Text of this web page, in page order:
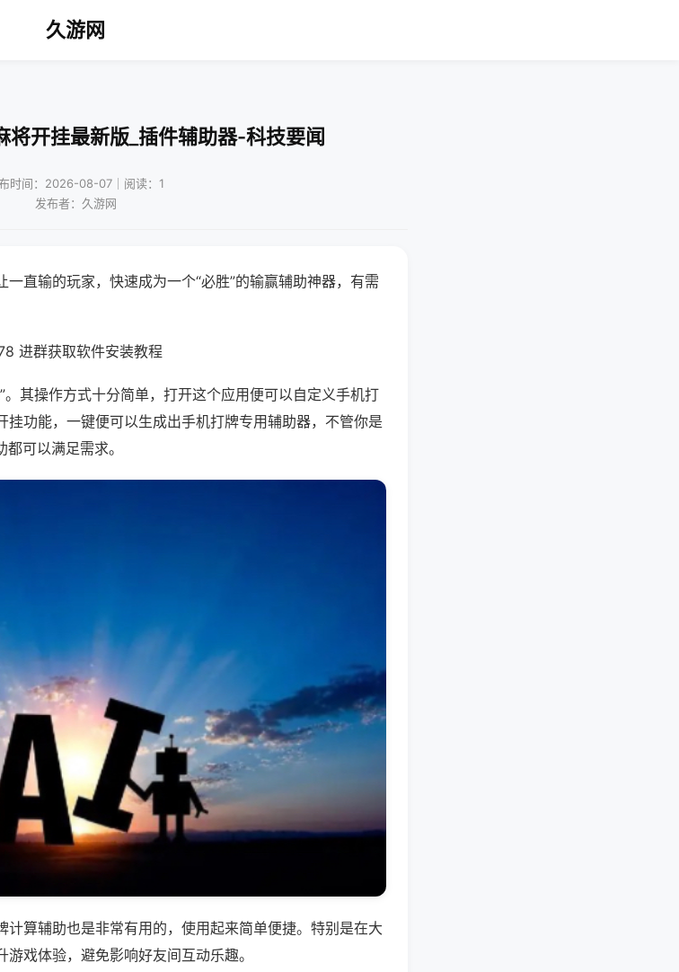
久游网
将开挂最新版_插件辅助器-科技要闻
时间：2026-08-07｜阅读：1
发布者：久游网
直输的玩家，快速成为一个“必胜”的输赢辅助神器，有需
进群获取软件安装教程
其操作方式十分简单，打开这个应用便可以自定义手机打
挂功能，一键便可以生成出手机打牌专用辅助器，不管你是
可以满足需求。
计算辅助也是非常有用的，使用起来简单便捷。特别是在大
戏体验，避免影响好友间互动乐趣。